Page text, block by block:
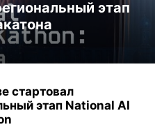
этап
стартовал
этап National AI